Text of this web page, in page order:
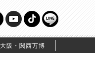
大阪・関西万博